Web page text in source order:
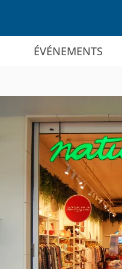
ÉVÉNEMENTS